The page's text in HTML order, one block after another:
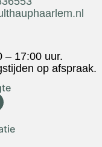
– 17:00 uur.
op afspraak.